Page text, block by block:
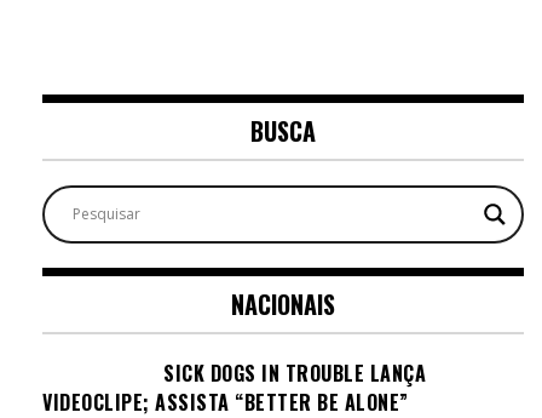
BUSCA
NACIONAIS
SICK DOGS IN TROUBLE LANÇA
VIDEOCLIPE; ASSISTA “BETTER BE ALONE”